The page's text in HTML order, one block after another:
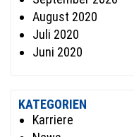
August 2020
Juli 2020
Juni 2020
KATEGORIEN
Karriere